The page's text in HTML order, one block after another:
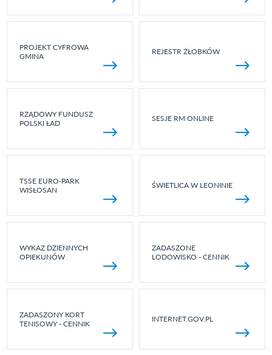
PROJEKT CYFROWA
GMINA
REJESTR ŻŁOBKÓW
RZĄDOWY FUNDUSZ
POLSKI ŁAD
SESJE RM ONLINE
TSSE EURO-PARK
WISŁOSAN
ŚWIETLICA W LEONINIE
WYKAZ DZIENNYCH
OPIEKUNÓW
ZADASZONE
LODOWISKO - CENNIK
ZADASZONY KORT
TENISOWY - CENNIK
INTERNET.GOV.PL